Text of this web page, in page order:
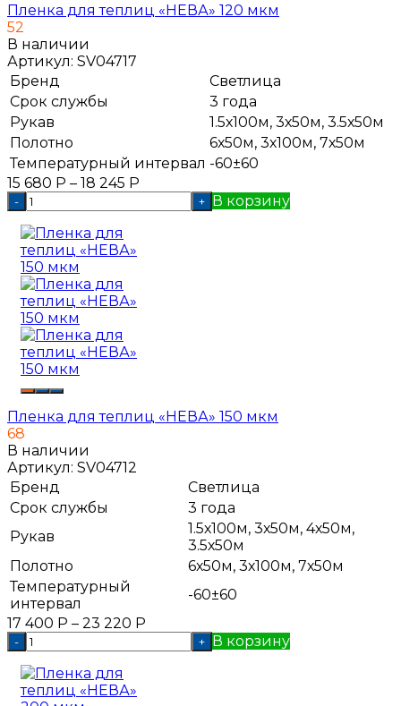
Пленка для теплиц «НЕВА» 120 мкм
52
В наличии
Артикул: SV04717
Бренд
Светлица
Срок службы
3 года
Рукав
1.5х100м, 3х50м, 3.5х50м
Полотно
6х50м, 3х100м, 7х50м
Температурный интервал -60±60
15 680 Р – 18 245 Р
- + В корзину
Пленка для теплиц «НЕВА» 150 мкм
68
В наличии
Артикул: SV04712
Бренд
Светлица
Срок службы
3 года
Рукав
1.5х100м, 3х50м, 4х50м,
3.5х50м
Полотно
6х50м, 3х100м, 7х50м
Температурный
интервал
-60±60
17 400 Р – 23 220 Р
- + В корзину